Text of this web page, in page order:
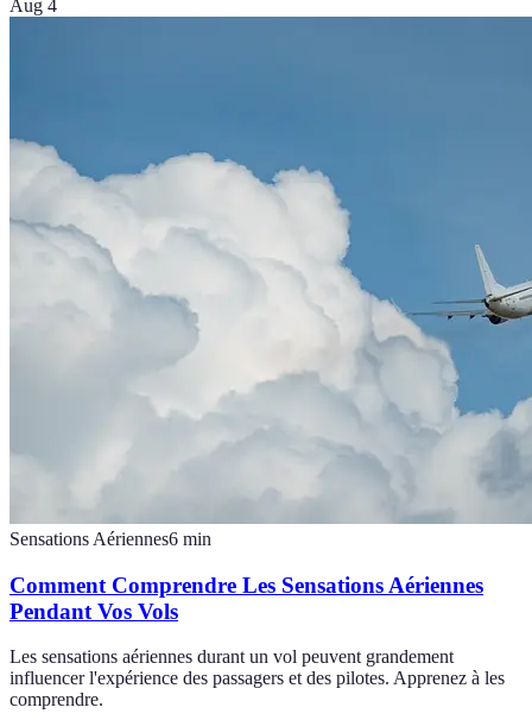
Aug 4
Sensations Aériennes6 min
Comment Comprendre Les Sensations Aériennes
Pendant Vos Vols
Les sensations aériennes durant un vol peuvent grandement
influencer l'expérience des passagers et des pilotes. Apprenez à les
comprendre.